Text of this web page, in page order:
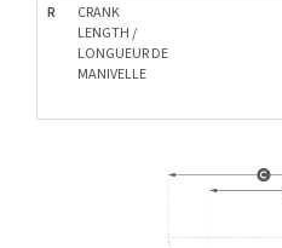
R
CRANK
LENGTH /
LONGUEUR DE
MANIVELLE